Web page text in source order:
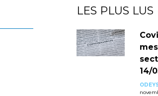
LES PLUS LUS
14/